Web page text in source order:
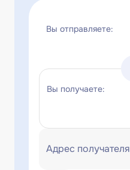
Вы отправляете:
Вы получаете:
Адрес получателя